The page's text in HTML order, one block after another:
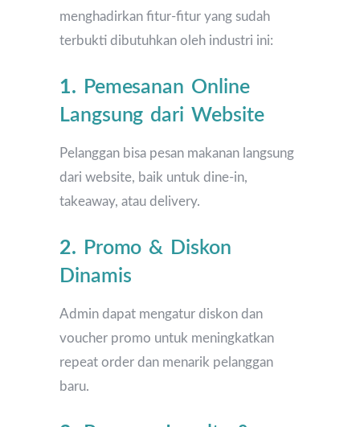
menghadirkan fitur-fitur yang sudah
terbukti dibutuhkan oleh industri ini:
1. Pemesanan Online
Langsung dari Website
Pelanggan bisa pesan makanan langsung
dari website, baik untuk dine-in,
takeaway, atau delivery.
2. Promo & Diskon
Dinamis
Admin dapat mengatur diskon dan
voucher promo untuk meningkatkan
repeat order dan menarik pelanggan
baru.